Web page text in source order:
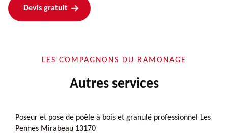
Devis gratuit
LES COMPAGNONS DU RAMONAGE
Autres services
Poseur et pose de poêle à bois et granulé professionnel Les
Pennes Mirabeau 13170